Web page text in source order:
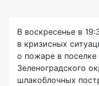
В воскресенье в
в кризисных
о пожаре в
Зеленоградского
шлакоблочных